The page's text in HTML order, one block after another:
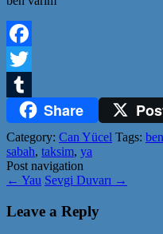
Facebook
Twitter
Tumblr Share
Category: Can Yücel Tags:
sabah, taksim, ya
Post navigation
← Yau Sevgi Duvarı →
Leave a Reply